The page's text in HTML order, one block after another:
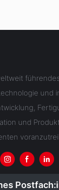
und
und
Postfach: